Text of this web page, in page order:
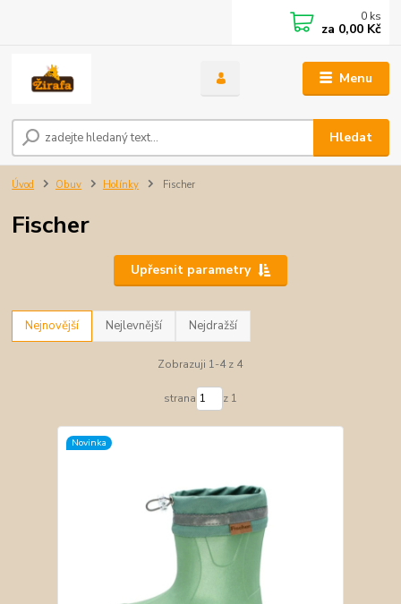
Menu
Hledat
0 ks
za 0,00 Kč
Úvod Obuv Holínky Fischer
Fischer
Upřesnit parametry
Nejnovější Nejlevnější Nejdražší
Zobrazuji 1-4 z 4
strana z 1
Novinka